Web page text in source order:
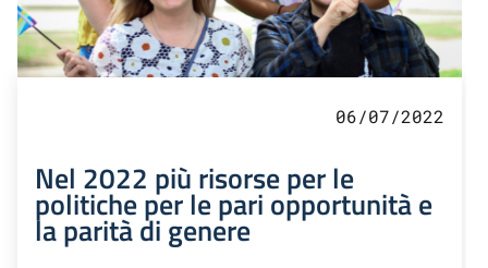
06/07/2022
Nel 2022 più risorse per le
politiche per le pari opportunità e
la parità di genere